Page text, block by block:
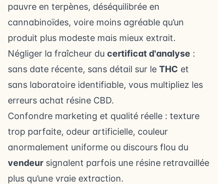
pauvre en terpènes, déséquilibrée en
cannabinoïdes, voire moins agréable qu’un
produit plus modeste mais mieux extrait.
Négliger la fraîcheur du certificat d'analyse :
sans date récente, sans détail sur le THC et
sans laboratoire identifiable, vous multipliez les
erreurs achat résine CBD.
Confondre marketing et qualité réelle : texture
trop parfaite, odeur artificielle, couleur
anormalement uniforme ou discours flou du
vendeur signalent parfois une résine retravaillée
plus qu’une vraie extraction.